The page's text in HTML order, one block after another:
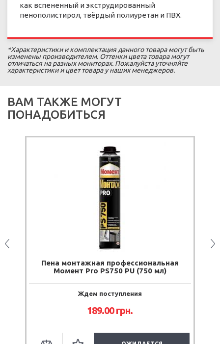
как вспененный и экструдированный
пенополистирол, твёрдый полиуретан и ПВХ.
*Характеристики и комплектация данного товара могут быть
изменены производителем. Оттенки цвета товара могут
отличаться на разных мониторах. Пожалуйста уточняйте
характеристики и цвет товара у наших менеджеров.
ВАМ ТАКЖЕ МОГУТ
ПОНАДОБИТЬСЯ
профессиональная
PS750 PU (750 мл)
Пена-клей SikaBoom